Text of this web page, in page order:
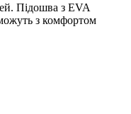
Підошва з EVA
з комфортом